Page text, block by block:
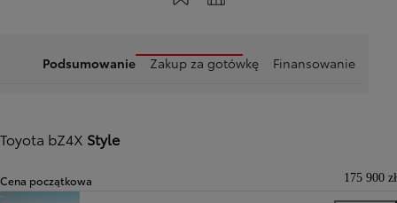
Podsumowanie Zakup za gotówkę Finansowanie
Toyota bZ4X Style
Cena początkowa 175 900 zł